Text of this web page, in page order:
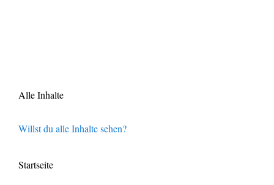
Alle Inhalte
Willst du alle Inhalte sehen?
Startseite